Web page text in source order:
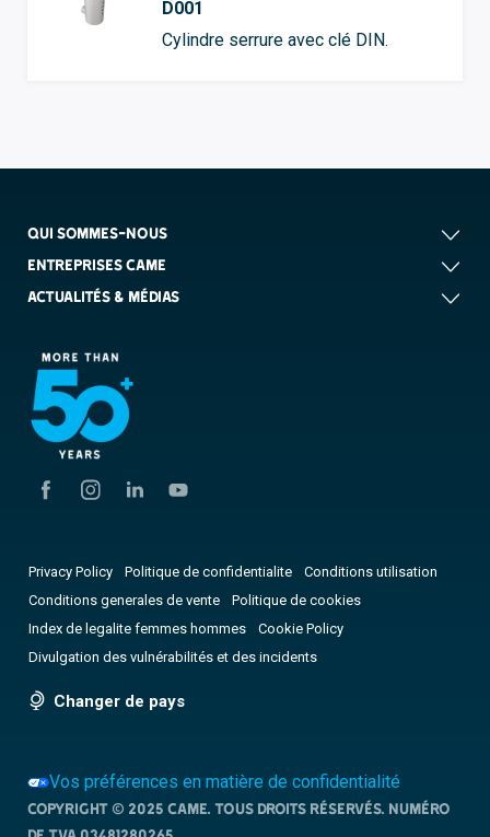
D001
Cylindre serrure avec clé DIN.
QUI SOMMES-NOUS
ENTREPRISES CAME
ACTUALITÉS & MÉDIAS
Privacy Policy Politique de confidentialite
Conditions utilisation
Conditions generales de vente
Politique de cookies
Index de legalite femmes hommes
Cookie Policy
Divulgation des vulnérabilités et des incidents
Changer de pays
Vos préférences en matière de confidentialité
Copyright © 2025 CAME. Tous droits réservés. NUMÉRO